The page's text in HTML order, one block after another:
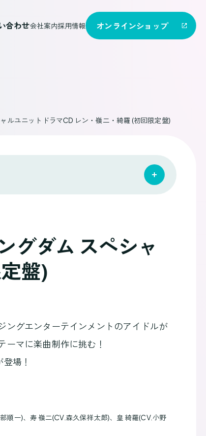
合わせ会社案内採用情報 オンラインショップ
ユニットドラマCD レン・嶺二・綺羅 (初回限定盤)
グダム スペシャ
盤)
ングエンターテインメントのアイドルが
ーマに楽曲制作に挑む！
場！
順一)、寿 嶺二(CV.森久保祥太郎)、皇 綺羅(CV.小野